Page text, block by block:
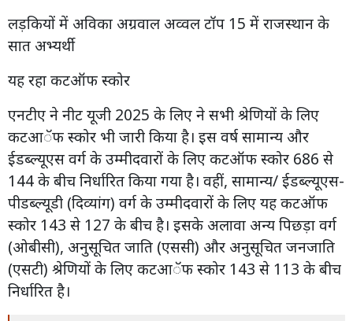
लड़कियों में अविका अग्रवाल अव्वल टॉप 15 में राजस्थान के
सात अभ्यर्थी
यह रहा कटऑफ स्कोर
एनटीए ने नीट यूजी 2025 के लिए ने सभी श्रेणियों के लिए
कटआॅफ स्कोर भी जारी किया है। इस वर्ष सामान्य और
ईडब्ल्यूएस वर्ग के उम्मीदवारों के लिए कटऑफ स्कोर 686 से
144 के बीच निर्धारित किया गया है। वहीं, सामान्य/ ईडब्ल्यूएस-
पीडब्ल्यूडी (दिव्यांग) वर्ग के उम्मीदवारों के लिए यह कटऑफ
स्कोर 143 से 127 के बीच है। इसके अलावा अन्य पिछड़ा वर्ग
(ओबीसी), अनुसूचित जाति (एससी) और अनुसूचित जनजाति
(एसटी) श्रेणियों के लिए कटआॅफ स्कोर 143 से 113 के बीच
निर्धारित है।